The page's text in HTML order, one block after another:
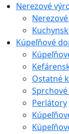
Nerezové
Kúpeľňové
Ostatné
Perlátory